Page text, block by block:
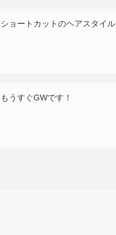
ショートカットのヘアスタイル
もうすぐGWです！